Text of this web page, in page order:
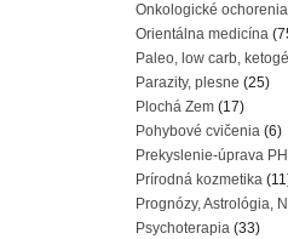
Onkologické ochorenia
Orientálna medicína
Paleo, low carb,
Parazity, plesne (25)
Plochá Zem (17)
Pohybové cvičenia (6)
Prekyslenie-úprava PH
Prírodná kozmetika
Prognózy, Astrológia,
Psychoterapia (33)